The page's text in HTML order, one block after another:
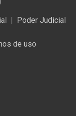
Poder Judicial
de uso